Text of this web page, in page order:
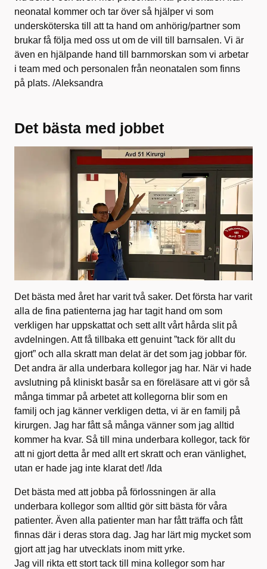
neonatal kommer och tar över så hjälper vi som
undersköterska till att ta hand om anhörig/partner som
brukar få följa med oss ut om de vill till barnsalen. Vi är
även en hjälpande hand till barnmorskan som vi arbetar
i team med och personalen från neonatalen som finns
på plats. /Aleksandra
Det bästa med jobbet
Det bästa med året har varit två saker. Det första har varit
alla de fina patienterna jag har tagit hand om som
verkligen har uppskattat och sett allt vårt hårda slit på
avdelningen. Att få tillbaka ett genuint ”tack för allt du
gjort” och alla skratt man delat är det som jag jobbar för.
Det andra är alla underbara kollegor jag har. När vi hade
avslutning på kliniskt basår sa en föreläsare att vi gör så
många timmar på arbetet att kollegorna blir som en
familj och jag känner verkligen detta, vi är en familj på
kirurgen. Jag har fått så många vänner som jag alltid
kommer ha kvar. Så till mina underbara kollegor, tack för
att ni gjort detta år med allt ert skratt och eran vänlighet,
utan er hade jag inte klarat det! /Ida
Det bästa med att jobba på förlossningen är alla
underbara kollegor som alltid gör sitt bästa för våra
patienter. Även alla patienter man har fått träffa och fått
finnas där i deras stora dag. Jag har lärt mig mycket som
gjort att jag har utvecklats inom mitt yrke.
Jag vill rikta ett stort tack till mina kollegor som har